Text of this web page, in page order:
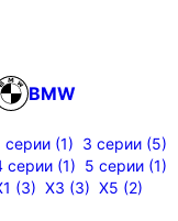
BMW
серии (1) 3 серии (5)
серии (1) 5 серии (1)
(3) X3 (3) X5 (2)